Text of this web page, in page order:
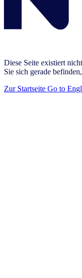
Diese Seite existiert
Sie sich gerade
Zur Startseite Go to